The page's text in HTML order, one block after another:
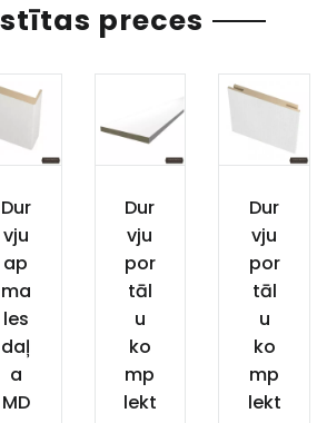
preces
Dur
vju
ap
ma
les
daļ
a
MD
Dur
vju
por
tāl
u
ko
mp
lekt
Dur
vju
por
tāl
u
ko
mp
lekt